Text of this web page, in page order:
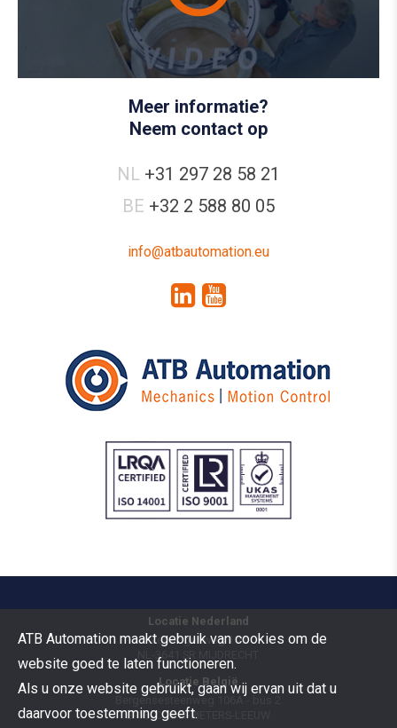
Meer informatie?
Neem contact op
NL +31 297 28 58 21
BE +32 2 588 80 05
info@atbautomation.eu
Locatie Nederland
Vermogenweg 109
NL-3641 SR
Locatie België
Bergensesteenweg 106A - bus 2
B-1600SINT-PIETERS-LEEUW
ATB Automation maakt gebruik van cookies om de
website goed te laten functioneren.
Als u onze website gebruikt, gaan wij ervan uit dat u
daarvoor toestemming geeft.